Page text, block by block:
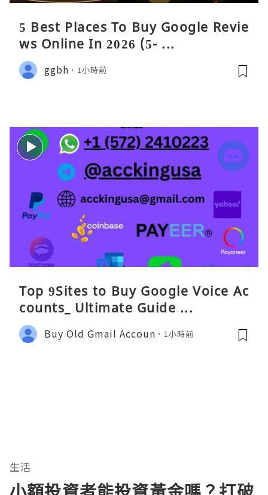
5 Best Places To Buy Google Revie
ws Online In 2026 (5- ...
ggbh 1小時前
Top 9Sites to Buy Google Voice Ac
counts_ Ultimate Guide ...
Buy Old Gmail Accoun 1小時前
生活